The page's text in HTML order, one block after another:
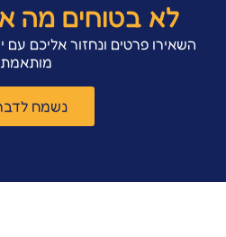
לא בטוחים מה
השאירו פרטים ונחזור אליכם עם
נשמח